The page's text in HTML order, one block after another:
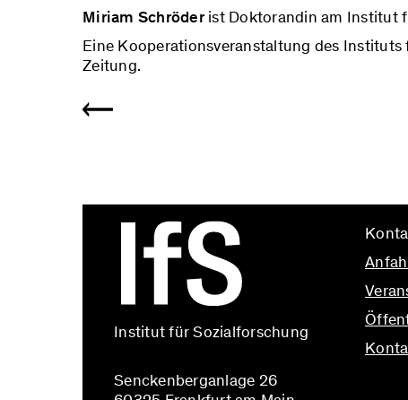
Miriam Schröderist Doktorandin am Institut
Eine Kooperationsveranstaltung des
Zeitung.
Institut für Sozialforschung
Senckenberganlage 26